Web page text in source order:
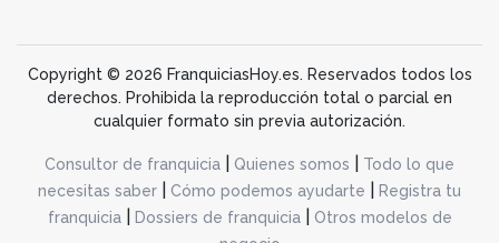
Copyright © 2026 FranquiciasHoy.es. Reservados todos los
derechos. Prohibida la reproducción total o parcial en
cualquier formato sin previa autorización.
Consultor de franquicia Quienes somos
Todo lo que
necesitas saber
Cómo podemos ayudarte
Registra tu
franquicia| Dossiers de franquicia|
Otros modelos de